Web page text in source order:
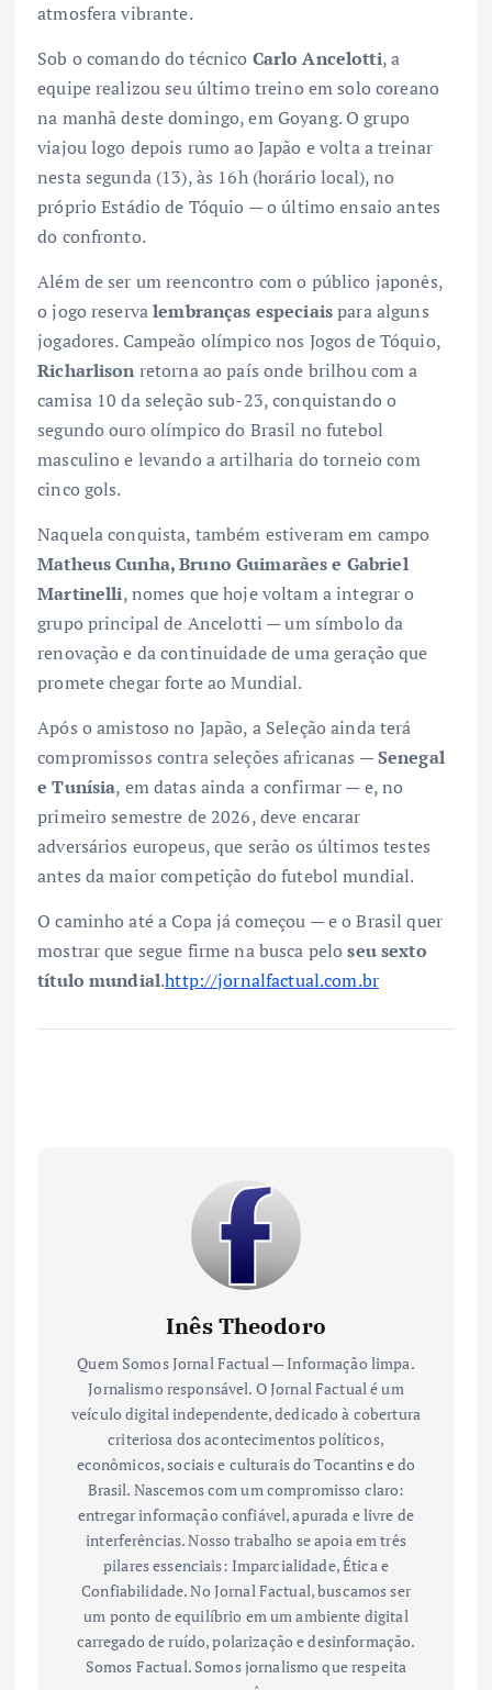
atmosfera vibrante.
Sob o comando do técnico Carlo Ancelotti, a
equipe realizou seu último treino em solo coreano
na manhã deste domingo, em Goyang. O grupo
viajou logo depois rumo ao Japão e volta a treinar
nesta segunda (13), às 16h (horário local), no
próprio Estádio de Tóquio — o último ensaio antes
do confronto.
Além de ser um reencontro com o público japonês,
o jogo reservalembranças especiaispara alguns
jogadores. Campeão olímpico nos Jogos de Tóquio,
Richarlison retorna ao país onde brilhou com a
camisa 10 da seleção sub-23, conquistando o
segundo ouro olímpico do Brasil no futebol
masculino e levando a artilharia do torneio com
cinco gols.
Naquela conquista, também estiveram em campo
Matheus Cunha, Bruno Guimarães e Gabriel
Martinelli, nomes que hoje voltam a integrar o
grupo principal de Ancelotti — um símbolo da
renovação e da continuidade de uma geração que
promete chegar forte ao Mundial.
Após o amistoso no Japão, a Seleção ainda terá
compromissos contra seleções africanas —Senegal
e Tunísia, em datas ainda a confirmar — e, no
primeiro semestre de 2026, deve encarar
adversários europeus, que serão os últimos testes
antes da maior competição do futebol mundial.
O caminho até a Copa já começou — e o Brasil quer
mostrar que segue firme na busca peloseu sexto
título mundial.http://jornalfactual.com.br
Inês Theodoro
Quem Somos Jornal Factual — Informação limpa.
Jornalismo responsável. O Jornal Factual é um
veículo digital independente, dedicado à cobertura
criteriosa dos acontecimentos políticos,
econômicos, sociais e culturais do Tocantins e do
Brasil. Nascemos com um compromisso claro:
entregar informação confiável, apurada e livre de
interferências. Nosso trabalho se apoia em três
pilares essenciais: Imparcialidade, Ética e
Confiabilidade. No Jornal Factual, buscamos ser
um ponto de equilíbrio em um ambiente digital
carregado de ruído, polarização e desinformação.
Somos Factual. Somos jornalismo que respeita